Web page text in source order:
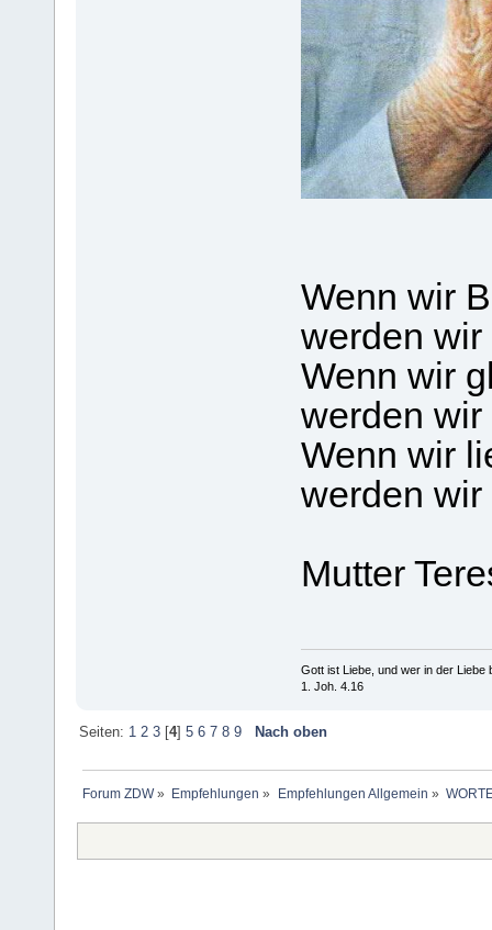
Wenn wir
werden
Wenn wir
werden wir
Wenn wir
werden
Mutter
Gott ist Liebe, und wer in der Liebe
1. Joh. 4.16
Seiten: 1 2 3[4] 5 6 7 8 9 Nach oben
Forum ZDW» Empfehlungen » Empfehlungen Allgemein »